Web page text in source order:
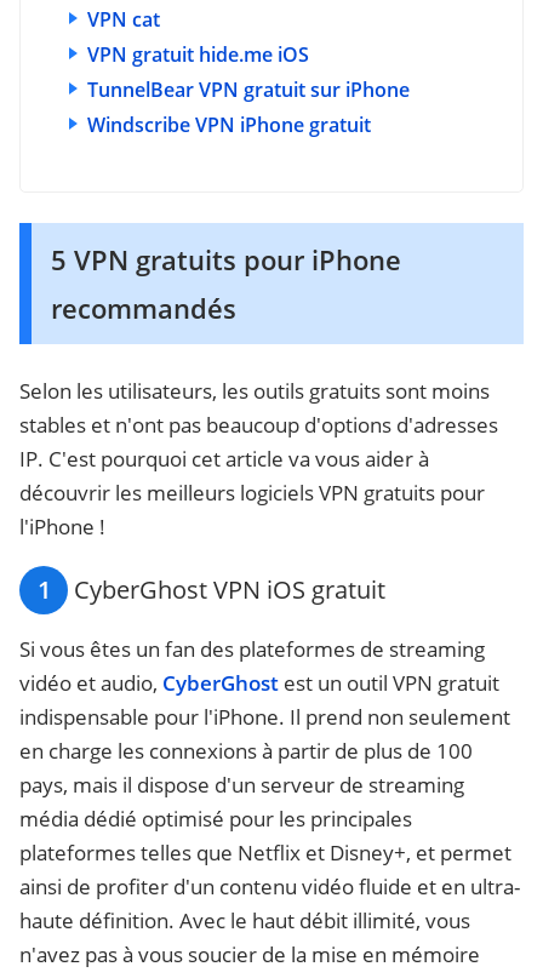
VPN cat
VPN gratuit hide.me iOS
TunnelBear VPN gratuit sur iPhone
Windscribe VPN iPhone gratuit
5 VPN gratuits pour iPhone
recommandés
Selon les utilisateurs, les outils gratuits sont moins
stables et n'ont pas beaucoup d'options d'adresses
IP. C'est pourquoi cet article va vous aider à
découvrir les meilleurs logiciels VPN gratuits pour
l'iPhone !
1 CyberGhost VPN iOS gratuit
Si vous êtes un fan des plateformes de streaming
vidéo et audio, CyberGhost est un outil VPN gratuit
indispensable pour l'iPhone. Il prend non seulement
en charge les connexions à partir de plus de 100
pays, mais il dispose d'un serveur de streaming
média dédié optimisé pour les principales
plateformes telles que Netflix et Disney+, et permet
ainsi de profiter d'un contenu vidéo fluide et en ultra-
haute définition. Avec le haut débit illimité, vous
n'avez pas à vous soucier de la mise en mémoire